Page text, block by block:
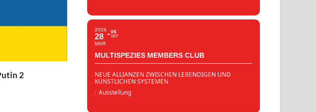
2
2026
28
MAR
06
SEP
MULTISPEZIES MEMBERS CLUB
NEUE ALLIANZEN ZWISCHEN LEBENDIGEN UND
KÜNSTLICHEN SYSTEMEN
: Ausstellung